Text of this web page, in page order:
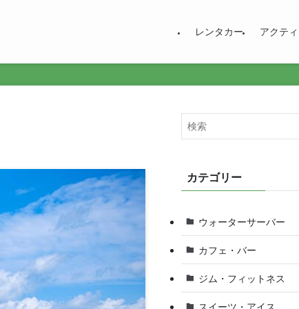
レンタカー アクテ
カテゴリー
ウォーターサーバー
カフェ・バー
ジム・フィットネス
スイーツ・アイス